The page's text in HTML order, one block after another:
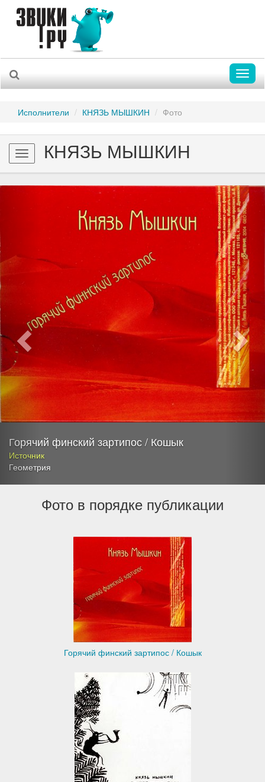
Исполнители КНЯЗЬ МЫШКИН Фото
Toggle
navigation
КНЯЗЬ МЫШКИН
Горячий финский зартипос / Кошык
Источник
Геометрия
Фото в порядке публикации
Горячий финский зартипос / Кошык